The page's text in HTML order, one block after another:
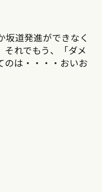
坂道発進ができなく
れでもう、「ダメ
のは・・・・おいお